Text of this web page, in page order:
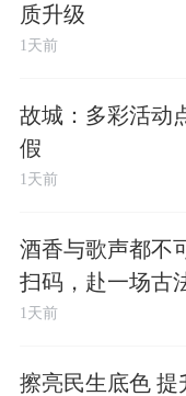
质升级
1天前
故城：多彩活动
假
1天前
酒香与歌声都不
扫码，赴一场古
1天前
擦亮民生底色 提